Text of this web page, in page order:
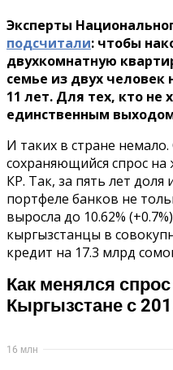
Эксперты
подсчитали: чтобы
двухкомнатную
семье из двух
11 лет. Для тех, кто не
единственным
И таких в стране
сохраняющийся спрос
КР. Так, за пять лет
портфеле банков не
выросла до 10.62%
кыргызстанцы в
кредит на 17.3 млрд